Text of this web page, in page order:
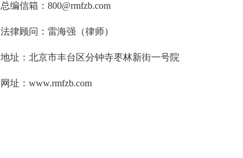
总编信箱：800@rmfzb.com
法律顾问： 雷海强（律师）
地址：北京市丰台区分钟寺枣林新街一号院
网址：www.rmfzb.com